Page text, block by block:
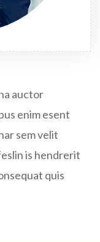
auctor
enim esent
sem velit
is hendrerit
quis